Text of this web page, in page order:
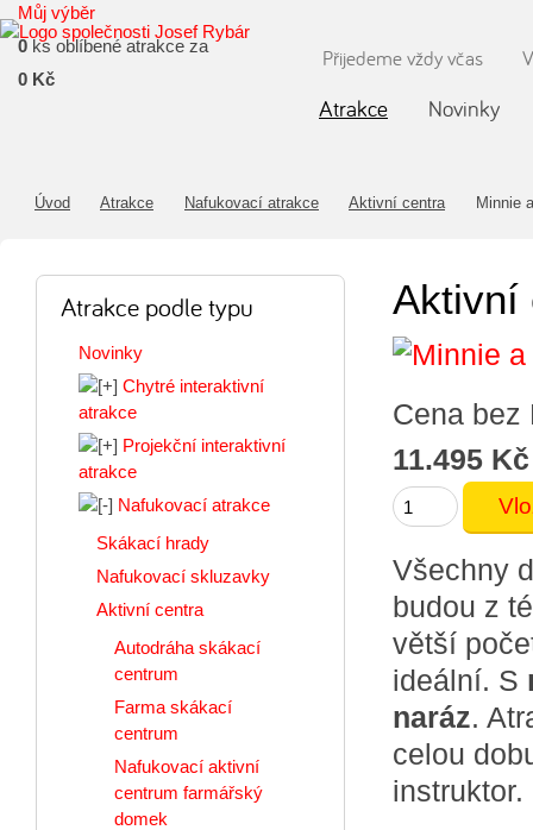
Atrakce Novinky
Můj výběr
0 ks oblíbené atrakce za
0 Kč
Přijedeme vždy včas
Úvod Atrakce Nafukovací atrakce Aktivní centra Minnie
Aktivní
Cena
11.495 Kč
Všechny
budou z
větší
ideální. S
naráz.
celou
instruktor.
Atrakce podle typu
Novinky
Chytré interaktivní
atrakce
Projekční interaktivní
atrakce
Nafukovací atrakce
Skákací hrady
Nafukovací skluzavky
Aktivní centra
Autodráha skákací
centrum
Farma skákací
centrum
Nafukovací aktivní
centrum farmářský
domek